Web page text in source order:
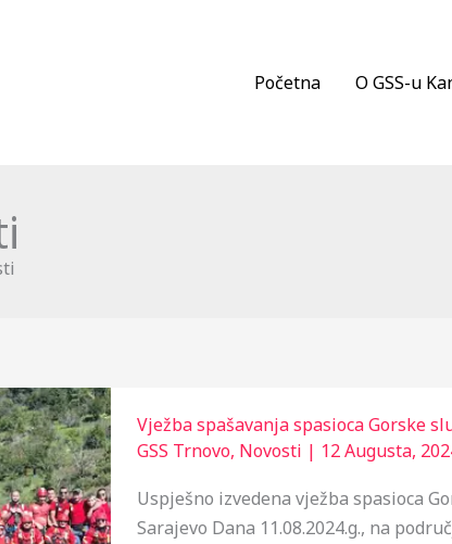
Početna O GSS-u
Vježba spašavanja spasioca Gorske
GSS Trnovo, Novosti | 12 Augusta,
Uspješno izvedena vježba spasioca
Sarajevo Dana 11.08.2024.g., na